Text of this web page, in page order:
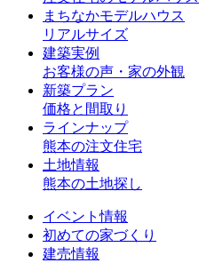
まちなかモデルハウス
リアルサイズ
建築実例
お客様の声・家の外観
新築プラン
価格と間取り
ラインナップ
熊本の注文住宅
土地情報
熊本の土地探し
イベント情報
初めての家づくり
建売情報